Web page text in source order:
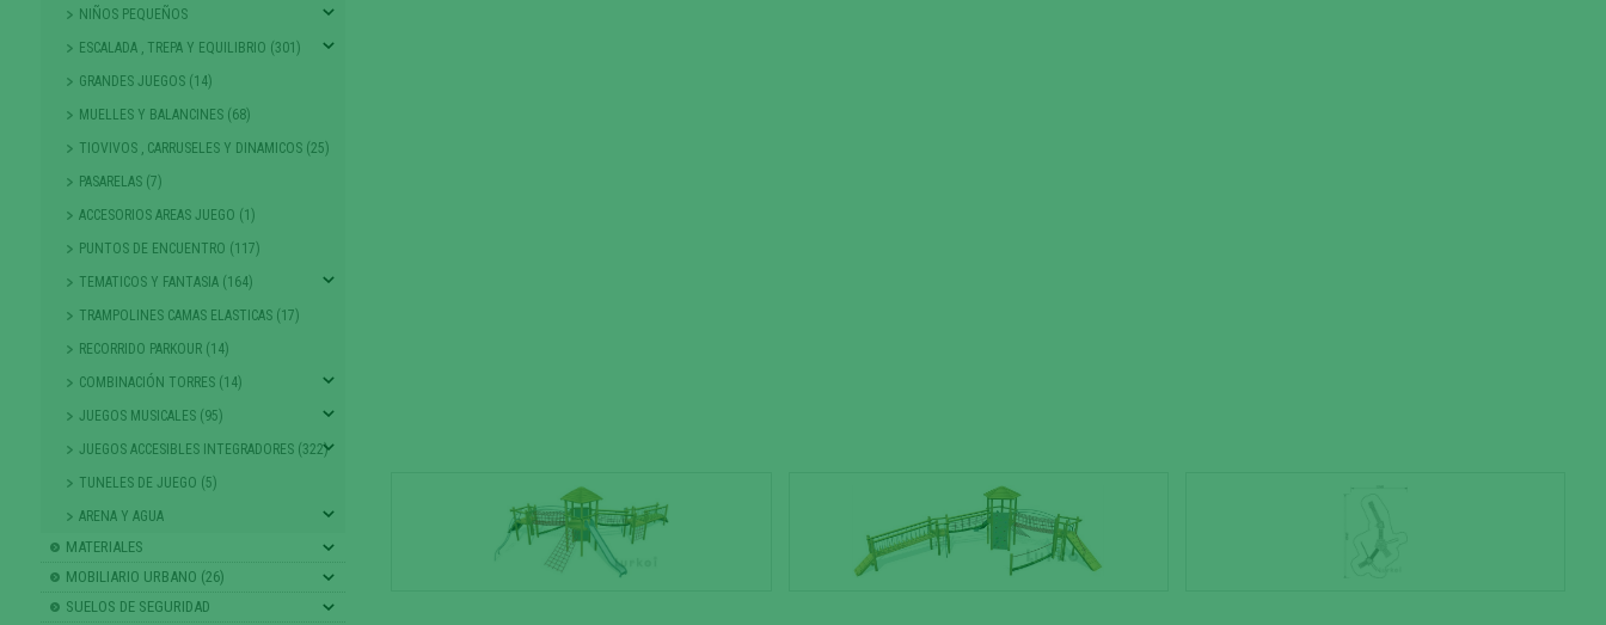
NIÑOS PEQUEÑOS
ESCALADA , TREPA Y EQUILIBRIO (301)
GRANDES JUEGOS (14)
MUELLES Y BALANCINES (68)
TIOVIVOS , CARRUSELES Y DINAMICOS (25)
PASARELAS (7)
ACCESORIOS AREAS JUEGO (1)
PUNTOS DE ENCUENTRO (117)
TEMATICOS Y FANTASIA (164)
TRAMPOLINES CAMAS ELASTICAS (17)
RECORRIDO PARKOUR (14)
COMBINACIÓN TORRES (14)
JUEGOS MUSICALES (95)
JUEGOS ACCESIBLES INTEGRADORES (322)
TUNELES DE JUEGO (5)
ARENA Y AGUA
MATERIALES
MOBILIARIO URBANO (26)
SUELOS DE SEGURIDAD